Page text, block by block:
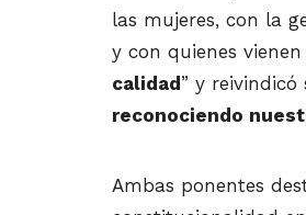
las mujeres, con la
y con quienes
calidad” y
reconociendo
Ambas ponentes